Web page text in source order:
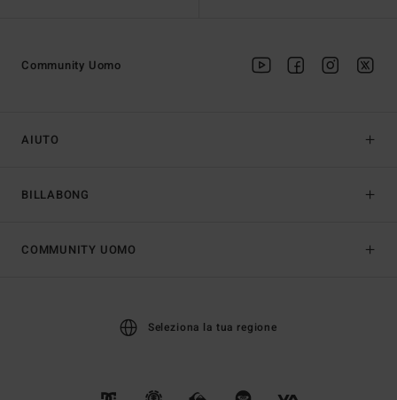
AIUTO
BILLABONG
Community Uomo
COMMUNITY UOMO
Seleziona la tua regione